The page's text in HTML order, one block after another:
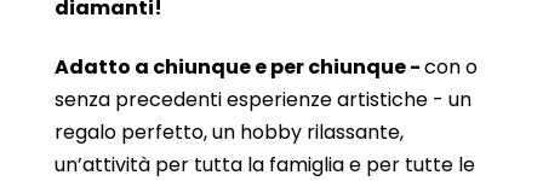
diamanti!
Adatto a chiunque e per chiunque -con o
senza precedenti esperienze artistiche - un
regalo perfetto, un hobby rilassante,
un’attività per tutta la famiglia e per tutte le